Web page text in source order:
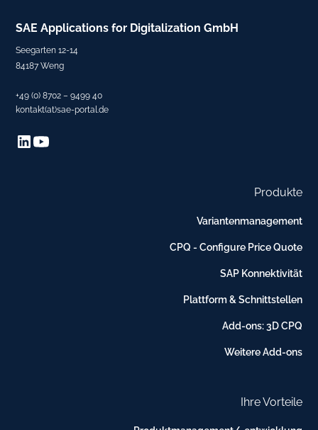
SAEApplications for Digitalization GmbH
Seegarten 12-14
84187 Weng
+49 (0) 8702 – 9499 40
kontakt(at)sae-portal.de
Produkte
Variantenmanagement
CPQ - Configure Price Quote
SAP Konnektivität
Plattform & Schnittstellen
Add-ons: 3D CPQ
Weitere Add-ons
Ihre Vorteile